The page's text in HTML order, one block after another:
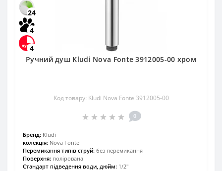
24
4
4
Ручний душ Kludi Nova Fonte 3912005-00 хром
Код товару: Kludi Nova Fonte 3912005-00
0
Бренд: Kludi
колекція: Nova Fonte
Перемикання типів струй: без перемикання
Поверхня: полірована
Стандарт підведення води, дюйм: 1/2"